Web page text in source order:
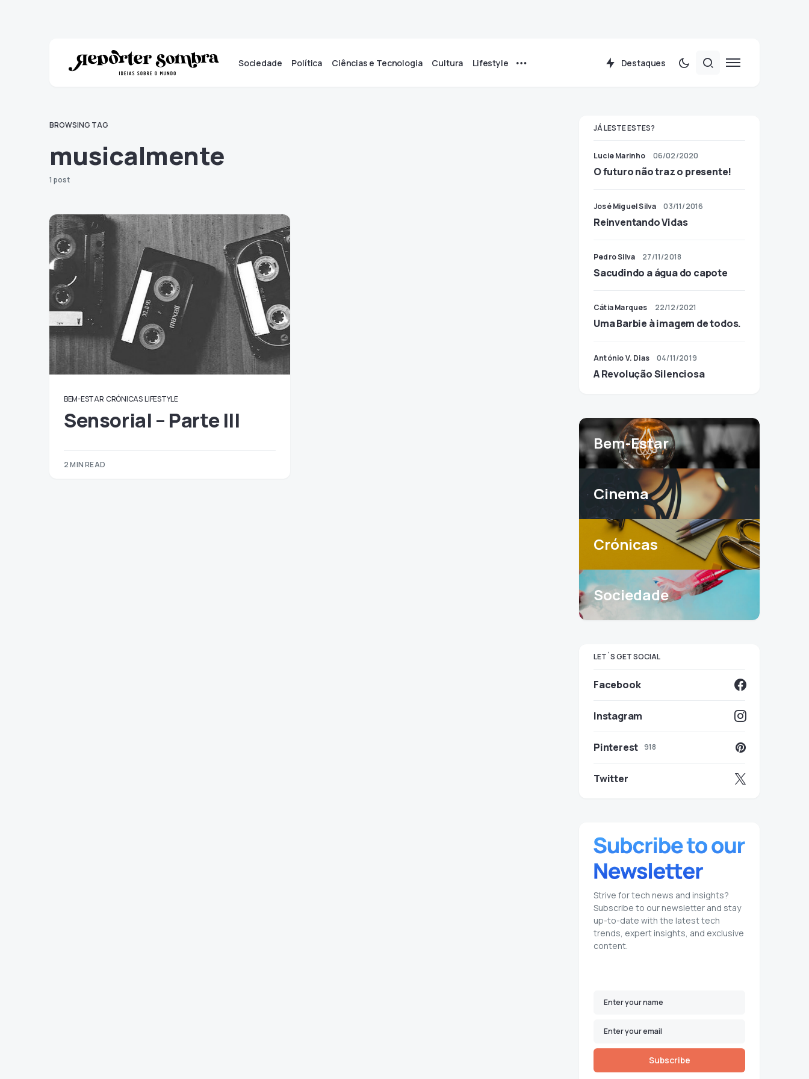
Sociedade Política Ciências e Tecnologia Cultura Lifestyle Destaques
BROWSING TAG
musicalmente
1 post
BEM-ESTAR CRÓNICAS LIFESTYLE
Sensorial – Parte III
2 MIN READ
JÁ LESTE ESTES?
Lucie Marinho 06/02/2020
O futuro não traz o presente!
José Miguel Silva 03/11/2016
Reinventando Vidas
Pedro Silva 27/11/2018
Sacudindo a água do capote
Cátia Marques 22/12/2021
Uma Barbie à imagem de todos.
António V. Dias 04/11/2019
A Revolução Silenciosa
Bem-Estar
Cinema
Crónicas
Sociedade
LET`S GET SOCIAL
Facebook
Instagram
Pinterest 918
Twitter
Strive for tech news and insights?
Subscribe to our newsletter and stay
up-to-date with the latest tech
trends, expert insights, and exclusive
content.
Subscribe